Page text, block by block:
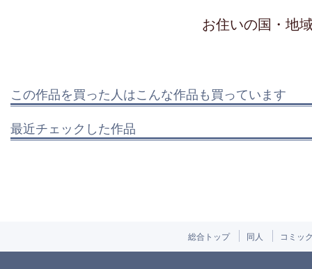
お住いの国・地
この作品を買った人はこんな作品も買っています
最近チェックした作品
総合トップ 同人 コミッ